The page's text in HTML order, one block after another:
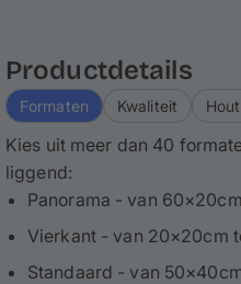
Productdetails
Formaten Kwaliteit
Kies uit meer dan 40
liggend:
Panorama - van
Vierkant - van 20×20cm
Standaard - van